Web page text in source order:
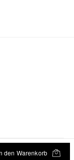
den Warenkorb